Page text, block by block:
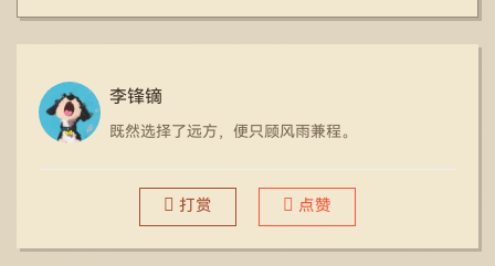
李锋镝
既然选择了远方，便只顾风雨兼程。
打赏 点赞